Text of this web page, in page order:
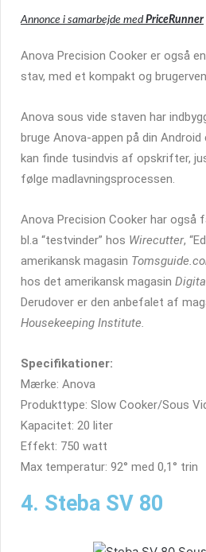
Annonce i samarbejde medPriceRunner
Anova Precision Cooker er også
stav, med et kompakt og
Anova sous vide staven har
bruge Anova-appen på din Android
kan finde tusindvis af opskrifter,
følge madlavningsprocessen.
Anova Precision Cooker har også
bl.a “testvinder” hos Wirecutter,
amerikansk magasin
hos det amerikansk magasin
Derudover er den anbefalet af
Housekeeping Institute.
Specifikationer:
Mærke: Anova
Produkttype: Slow Cooker/Sous
Kapacitet: 20 liter
Effekt: 750 watt
Max temperatur: 92° med 0,1° trin
4. Steba SV 80